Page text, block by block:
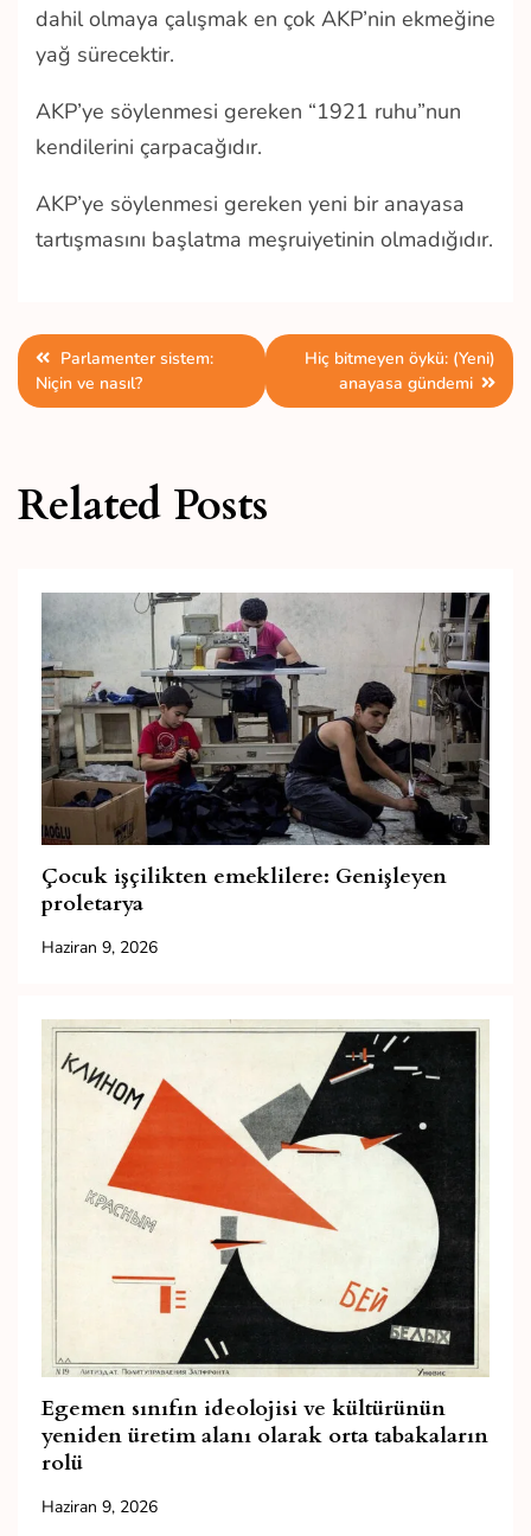
dahil olmaya çalışmak en çok AKP’nin ekmeğine
yağ sürecektir.
AKP’ye söylenmesi gereken “1921 ruhu”nun
kendilerini çarpacağıdır.
AKP’ye söylenmesi gereken yeni bir anayasa
tartışmasını başlatma meşruiyetinin olmadığıdır.
Yazı
gezinmesi
Parlamenter sistem:
Niçin ve nasıl?
Hiç bitmeyen öykü: (Yeni)
anayasa gündemi
Related Posts
Çocuk işçilikten emeklilere: Genişleyen
proletarya
Haziran 9, 2026
Egemen sınıfın ideolojisi ve kültürünün
yeniden üretim alanı olarak orta tabakaların
rolü
Haziran 9, 2026